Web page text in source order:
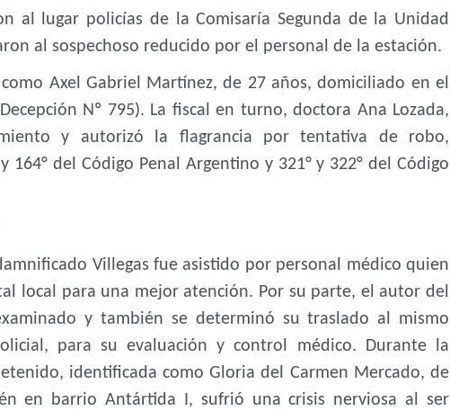
al lugar policías de la Comisaría Segunda de la Unidad
al sospechoso reducido por el personal de la estación.
Axel Gabriel Martínez, de 27 años, domiciliado en el
Nº 795). La fiscal en turno, doctora Ana Lozada,
y autorizó la flagrancia por tentativa de robo,
164° del Código Penal Argentino y 321° y 322° del Código
Villegas fue asistido por personal médico quien
local para una mejor atención. Por su parte, el autor del
y también se determinó su traslado al mismo
para su evaluación y control médico. Durante la
identificada como Gloria del Carmen Mercado, de
en barrio Antártida I, sufrió una crisis nerviosa al ser